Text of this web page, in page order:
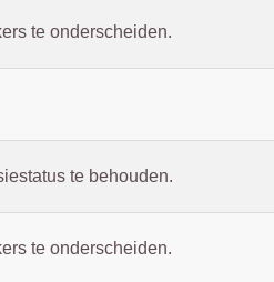
te onderscheiden.
te behouden.
te onderscheiden.